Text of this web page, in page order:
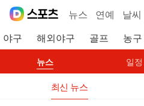
뉴스 연예 날씨
야구 해외야구 골프 농구
뉴스 일정
최신 뉴스